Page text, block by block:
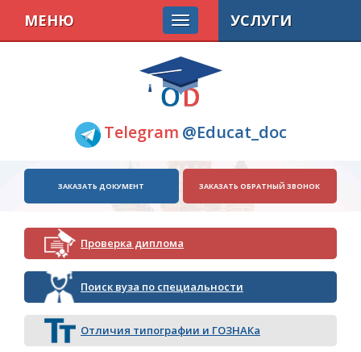
Telegram @Educat_doc
МЕНЮ
ЗАКАЗАТЬ ДОКУМЕНТ ЗАКАЗАТЬ ОБРАТНЫЙ ЗВОНОК
Проверка диплома
Поиск вуза по специальности
Отличия типографии и ГОЗНАКа
УСЛУГИ